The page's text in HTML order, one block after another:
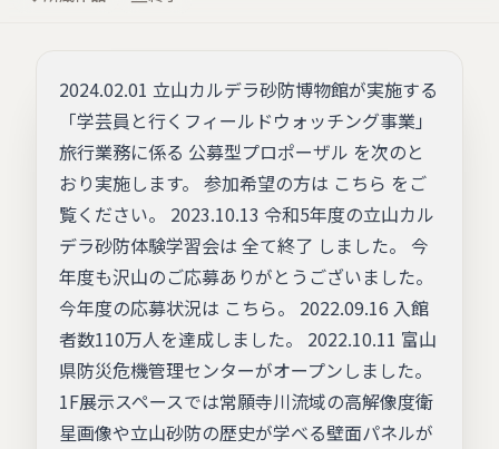
2024.02.01 立山カルデラ砂防博物館が実施する
「学芸員と行くフィールドウォッチング事業」
旅行業務に係る 公募型プロポーザル を次のと
おり実施します。 参加希望の方は こちら をご
覧ください。 2023.10.13 令和5年度の立山カル
デラ砂防体験学習会は 全て終了 しました。 今
年度も沢山のご応募ありがとうございました。
今年度の応募状況は こちら。 2022.09.16 入館
者数110万人を達成しました。 2022.10.11 富山
県防災危機管理センターがオープンしました。
1F展示スペースでは常願寺川流域の高解像度衛
星画像や立山砂防の歴史が学べる壁面パネルが